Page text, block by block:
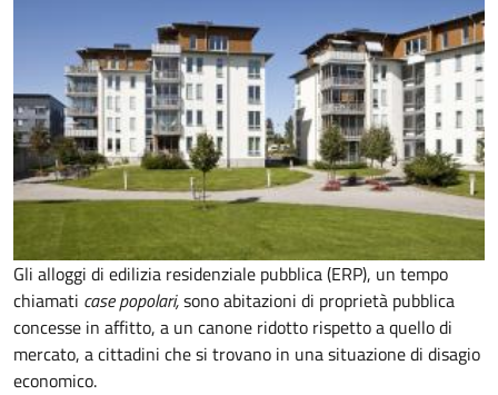
Gli alloggi di edilizia residenziale pubblica (ERP), un tempo
chiamati case popolari,sono abitazioni di proprietà pubblica
concesse in affitto, a un canone ridotto rispetto a quello di
mercato, a cittadini che si trovano in una situazione di disagio
economico.